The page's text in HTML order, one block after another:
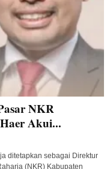
NKR
Akui...
ditetapkan sebagai Direktur
(NKR) Kabupaten